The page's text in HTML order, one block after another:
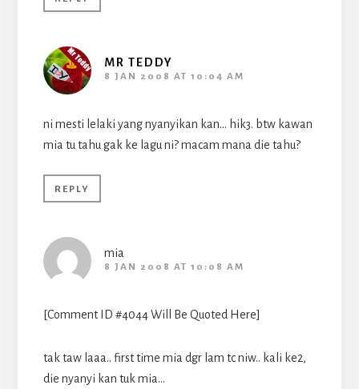
MR TEDDY
8 JAN 2008 AT 10:04 AM
ni mesti lelaki yang nyanyikan kan… hik3. btw kawan
mia tu tahu gak ke lagu ni? macam mana die tahu?
REPLY
mia
8 JAN 2008 AT 10:08 AM
[Comment ID #4044 Will Be Quoted Here]
tak taw laaa.. first time mia dgr lam tc niw.. kali ke2,
die nyanyi kan tuk mia…